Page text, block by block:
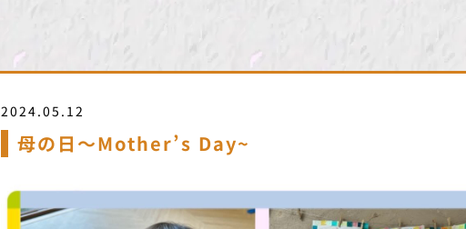
2024.05.12
母の日〜Mother’s Day~